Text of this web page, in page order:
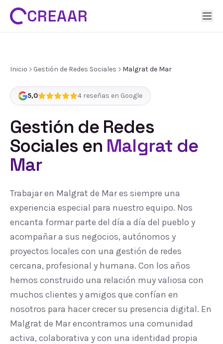
CREAAR
Inicio Gestión de Redes Sociales Malgrat de Mar
5,0 4 reseñas en Google
Gestión de Redes
Sociales en Malgrat de
Mar
Trabajar en Malgrat de Mar es siempre una
experiencia especial para nuestro equipo. Nos
encanta formar parte del día a día del pueblo y
acompañar a sus negocios, autónomos y
proyectos locales con una gestión de redes
cercana, profesional y humana. Con los años
hemos construido una relación muy valiosa con
muchos clientes y amigos que confían en
nosotros para hacer crecer su presencia digital. En
Malgrat de Mar encontramos una comunidad
activa, colaborativa y con una identidad propia